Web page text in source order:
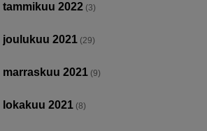
tammikuu 2022 (3)
joulukuu 2021 (29)
marraskuu 2021 (9)
lokakuu 2021 (8)